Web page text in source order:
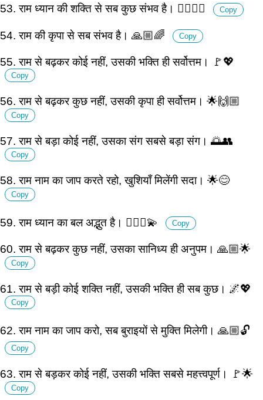
53. राम ध्यान की शक्ति से सब कुछ संभव है। 🧘🏽‍♂️✨ Copy
54. राम की कृपा से सब संभव है। 🙏🏼🌈 Copy
55. राम से बढ़कर कोई नहीं, उसकी भक्ति ही सर्वोत्तम। 🚩💖
Copy
56. राम से बढ़कर कुछ नहीं, उसकी कृपा ही सर्वोत्तम। 🌟🙌🏼
Copy
57. राम से बड़ा कोई नहीं, उसका संग सबसे बड़ा संग। 🌅👥
Copy
58. राम नाम का जाप करते रहो, खुशियाँ मिलेंगी सदा। 🌟😊
Copy
59. राम ध्यान का बल अद्भुत है। 🧘🏽‍♂️💫 Copy
60. राम से बढ़कर कुछ नहीं, उसका सानिध्य ही अनुपम। 🙏🏼🌟
Copy
61. राम से बड़ी कोई शक्ति नहीं, उसकी भक्ति ही सब कुछ। 🌌💖
Copy
62. राम नाम का जाप करो, सब बुराइयों से मुक्ति मिलेगी। 🙏🏼🔓
Copy
63. राम से बड़कर कोई नहीं, उसकी भक्ति सबसे महत्त्वपूर्ण। 🚩🌟
Copy